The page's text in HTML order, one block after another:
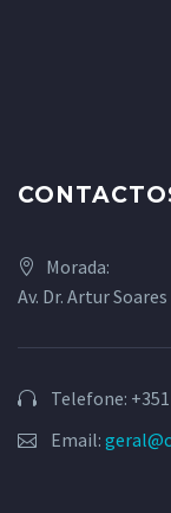
Morada:
Av. Dr. Artur
Telefone:
Email: